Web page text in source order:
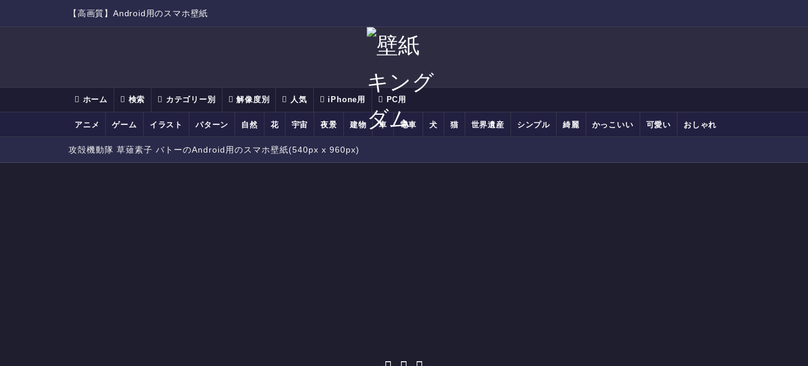
【高画質】Android用のスマホ壁紙
ホーム 検索 カテゴリー別 解像度別 人気 iPhone用 PC用
アニメ ゲーム イラスト パターン 自然 花 宇宙 夜景 建物 車 電車 犬 猫 世界遺産 シンプル 綺麗 かっこいい 可愛い おしゃれ
攻殻機動隊 草薙素子 バトーのAndroid用のスマホ壁紙(540px x 960px)